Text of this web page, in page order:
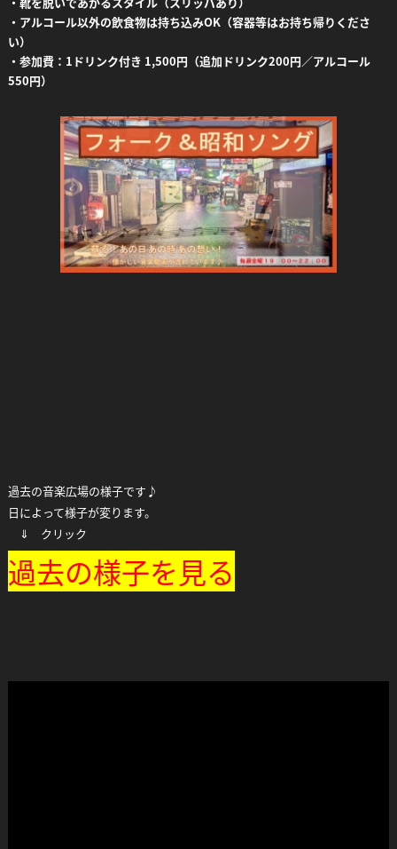
・アルコール以外の飲食物は持ち込みOK（容器等はお持ち帰りくださ
い）
・参加費：1ドリンク付き 1,500円（追加ドリンク200円／アルコール
550円）
過去の音楽広場の様子です♪
日によって様子が変ります。
⇓ クリック
過去の様子を見る